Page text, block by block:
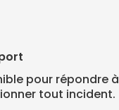
pour répondre à
tout incident.